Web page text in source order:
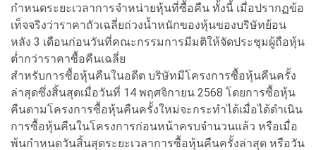
กำหนดระยะเวลาการจำหน่ายหุ้นที่ซื้อคืน ทั้งนี้ เมื่อปรากฏข้อ
เท็จจริงว่าราคาถัวเฉลี่ยถ่วงน้ำหนักของหุ้นของบริษัทย้อน
หลัง 3 เดือนก่อนวันที่คณะกรรมการมีมติให้จัดประชุมผู้ถือหุ้น
ต่ำกว่าราคาซื้อคืนเฉลี่ย
สำหรับการซื้อหุ้นคืนในอดีต บริษัทมีโครงการซื้อหุ้นคืนครั้ง
ล่าสุดซึ่งสิ้นสุดเมื่อวันที่ 14 พฤศจิกายน 2568 โดยการซื้อหุ้น
คืนตามโครงการซื้อหุ้นคืนครั้งใหม่จะกระทำได้เมื่อได้ดำเนิน
การซื้อหุ้นคืนในโครงการก่อนหน้าครบจำนวนแล้ว หรือเมื่อ
พ้นกำหนดวันสิ้นสุดระยะเวลาการซื้อหุ้นคืนครั้งล่าสุด หรือวัน